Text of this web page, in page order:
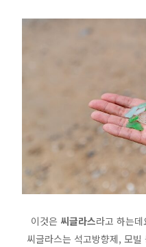
이것은 씨글라스라고 하는
씨글라스는 석고방향제, 모